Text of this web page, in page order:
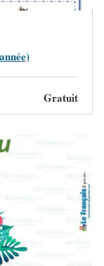
Gratuit